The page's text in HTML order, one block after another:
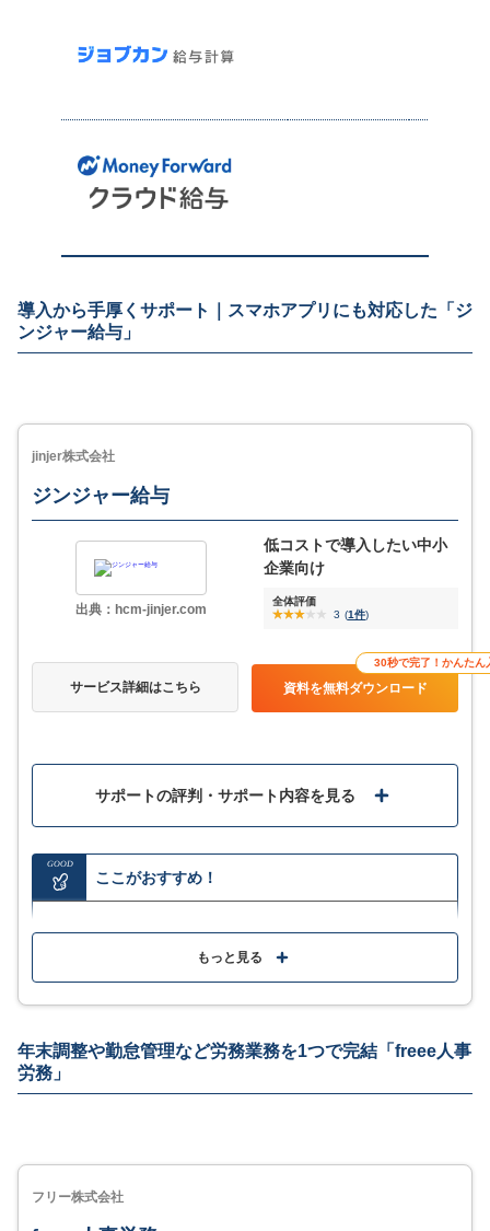
導入から手厚くサポート｜スマホアプリにも対応した「ジ
ンジャー給与」
jinjer株式会社
ジンジャー給与
出典：hcm-jinjer.com
低コストで導入したい中小
企業向け
全体評価
3 (1件)
30秒で完了！かんたん
資料を無料ダウンロード
サービス詳細はこちら
サポートの評判・サポート内容を見る
GOOD
ここがおすすめ！
給与や賞与明細・源泉徴収票などインターネット上で
確認できペーパーレス化に
シリーズ連携で人事情報から給与計算・各種社会保険
の電子申請までジンジャーで完結
もっと見る
年末調整や勤怠管理など労務業務を1つで完結「freee人事
労務」
フリー株式会社